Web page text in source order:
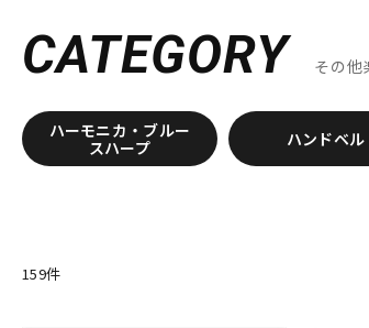
CATEGORY その他
ハーモニカ・ブルー
スハープ
ハンドベル
159件